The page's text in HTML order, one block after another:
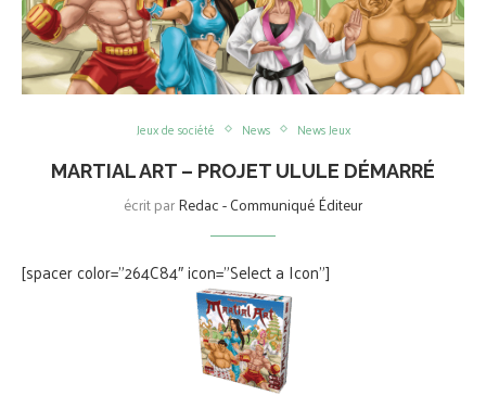
Jeux de société News News Jeux
MARTIAL ART – PROJET ULULE DÉMARRÉ
écrit parRedac - Communiqué Éditeur
[spacer color=”264C84″ icon=”Select a Icon”]